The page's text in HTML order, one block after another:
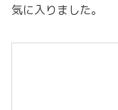
気に入りました。